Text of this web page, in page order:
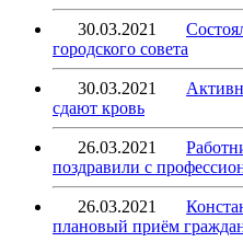
30.03.2021
городского совета
30.03.2021
сдают кровь
26.03.2021
поздравили с
26.03.2021
плановый приём